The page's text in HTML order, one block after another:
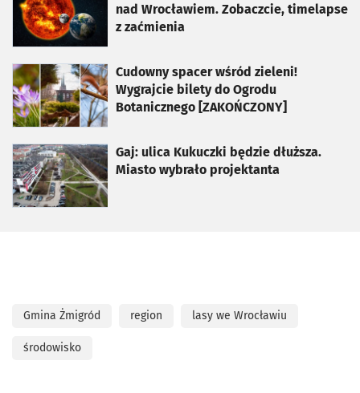
nad Wrocławiem. Zobaczcie, timelapse
z zaćmienia
Cudowny spacer wśród zieleni!
Wygrajcie bilety do Ogrodu
Botanicznego [ZAKOŃCZONY]
otworzy się w nowej karcie
Gaj: ulica Kukuczki będzie dłuższa.
Miasto wybrało projektanta
otworzy się w nowej karcie
Gmina Żmigród region lasy we Wrocławiu
środowisko